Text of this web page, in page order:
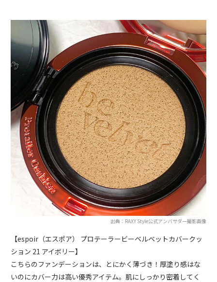
出典：RAXY Style公式アンバサダー撮影画像
【espoir（エスポア） プロテーラービーベルベットカバークッ
ション 21 アイボリー】
こちらのファンデーションは、とにかく薄づき！厚塗り感はな
いのにカバー力は高い優秀アイテム。肌にしっかり密着してく